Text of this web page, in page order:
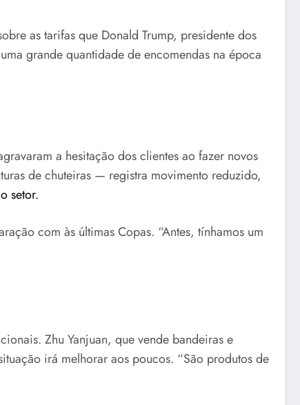
as tarifas que Donald Trump, presidente dos
grande quantidade de encomendas na época
a hesitação dos clientes ao fazer novos
de chuteiras — registra movimento reduzido,
setor.
com às últimas Copas. “Antes, tínhamos um
Zhu Yanjuan, que vende bandeiras e
irá melhorar aos poucos. “São produtos de